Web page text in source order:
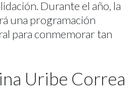
Durante el año, la
una programación
para conmemorar tan
Uribe Correa